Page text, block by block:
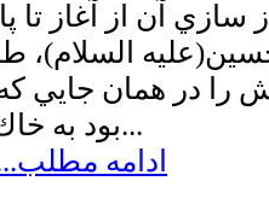
سازي آن از آغاز
السلام)،
را در همان جايي
بود به خاك سپردند. برآمدگي...
ادامه